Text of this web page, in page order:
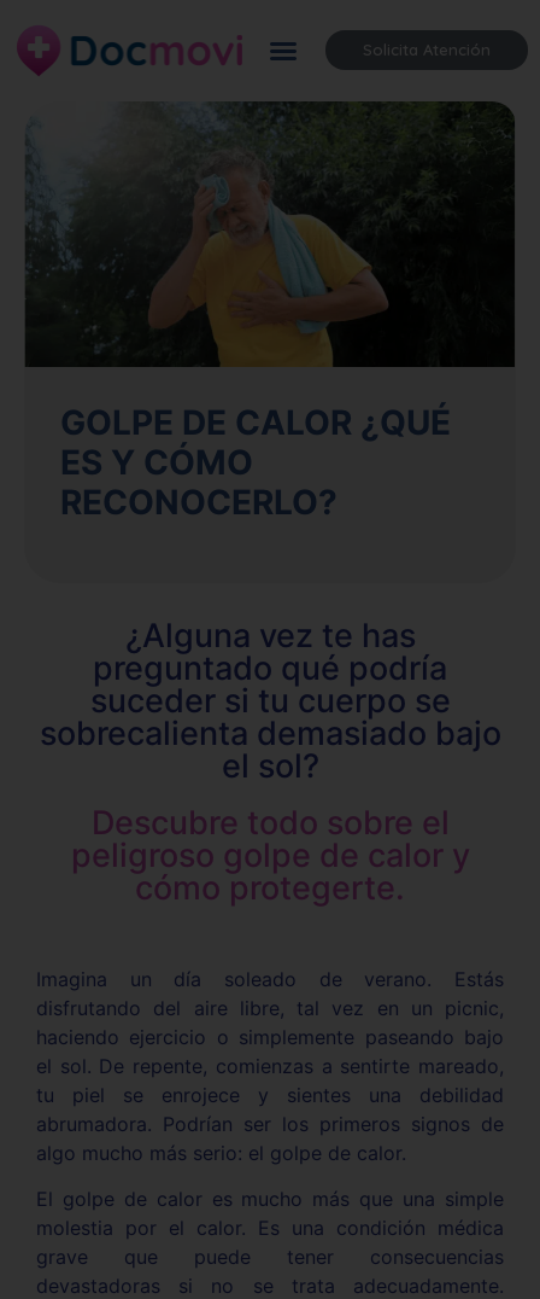
Solicita Atención
GOLPE DE CALOR ¿QUÉ
ES Y CÓMO
RECONOCERLO?
¿Alguna vez te has
preguntado qué podría
suceder si tu cuerpo se
sobrecalienta demasiado bajo
el sol?
Descubre todo sobre el
peligroso golpe de calor y
cómo protegerte.
Imagina un día soleado de verano. Estás
disfrutando del aire libre, tal vez en un picnic,
haciendo ejercicio o simplemente paseando bajo
el sol. De repente, comienzas a sentirte mareado,
tu piel se enrojece y sientes una debilidad
abrumadora. Podrían ser los primeros signos de
algo mucho más serio: el golpe de calor.
El golpe de calor es mucho más que una simple
molestia por el calor. Es una condición médica
grave que puede tener consecuencias
devastadoras si no se trata adecuadamente.